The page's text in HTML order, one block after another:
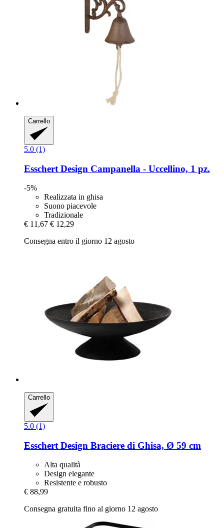
Carrello
5.0 (1)
Esschert Design Campanella -​ Uccellino, 1 pz.
-5%
Realizzata in ghisa
Suono piacevole
Tradizionale
€ 11,67 € 12,29
Consegna entro il giorno 12 agosto
Carrello
5.0 (1)
Esschert Design Braciere di Ghisa, Ø 59 cm
Alta qualità
Design elegante
Resistente e robusto
€ 88,99
Consegna gratuita fino al giorno 12 agosto